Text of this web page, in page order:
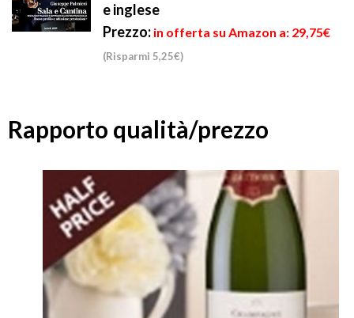
e inglese
Prezzo: in offerta su Amazon a: 29,75€
(Risparmi 5,25€)
Rapporto qualità/prezzo